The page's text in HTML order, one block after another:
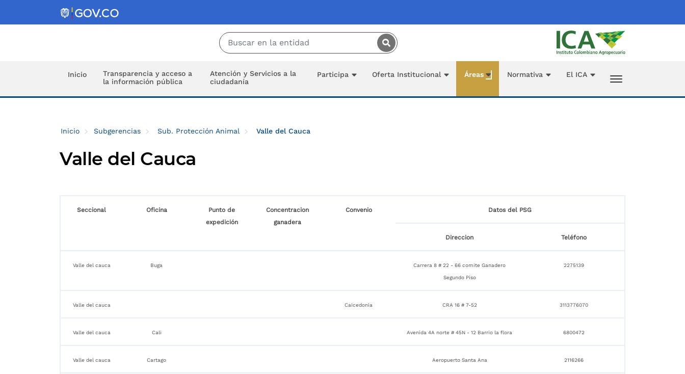
Inicio
Transparencia y acceso a
la información pública
Atención y Servicios a la
ciudadanía
Participa Oferta Institucional Áreas Normativa El ICA
Inicio Subgerencias Sub. Protección Animal Valle del Cauca
Valle del Cauca
Seccional Oficina
Punto de
expedición
Concentracion
ganadera
Convenio Datos del PSG
Direccion Teléfono
Valle del cauca Buga Carrera 8 # 22 - 66 comite Ganadero
Segundo Piso
2275139
Valle del cauca Caicedonia CRA 16 # 7-52 3113776070
Valle del cauca Cali Avenida 4A norte # 45N - 12 Barrio la flora 6800472
Valle del cauca Cartago Aeropuerto Santa Ana 2116266